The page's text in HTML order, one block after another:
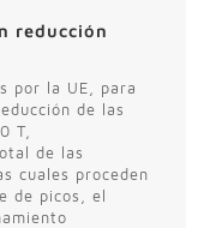
reducción
por la UE, para
de las
T,
de las
cuales proceden
de picos, el